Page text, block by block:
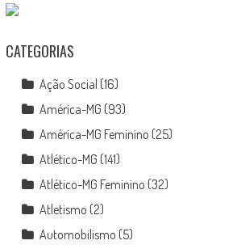
CATEGORIAS
Ação Social (16)
América-MG (93)
América-MG Feminino (25)
Atlético-MG (141)
Atlético-MG Feminino (32)
Atletismo (2)
Automobilismo (5)